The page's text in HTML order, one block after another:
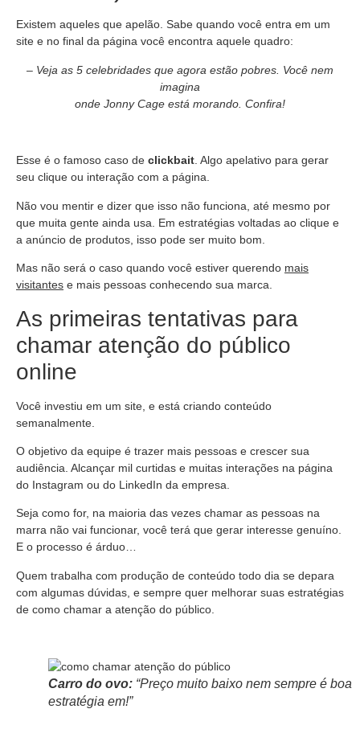
Existem aqueles que apelão. Sabe quando você entra em um
site e no final da página você encontra aquele quadro:
– Veja as 5 celebridades que agora estão pobres. Você nem
imagina
onde Jonny Cage está morando. Confira!
Esse é o famoso caso de clickbait. Algo apelativo para gerar
seu clique ou interação com a página.
Não vou mentir e dizer que isso não funciona, até mesmo por
que muita gente ainda usa. Em estratégias voltadas ao clique e
a anúncio de produtos, isso pode ser muito bom.
Mas não será o caso quando você estiver querendo mais
visitantes e mais pessoas conhecendo sua marca.
As primeiras tentativas para
chamar atenção do público
online
Você investiu em um site, e está criando conteúdo
semanalmente.
O objetivo da equipe é trazer mais pessoas e crescer sua
audiência. Alcançar mil curtidas e muitas interações na página
do Instagram ou do LinkedIn da empresa.
Seja como for, na maioria das vezes chamar as pessoas na
marra não vai funcionar, você terá que gerar interesse genuíno.
E o processo é árduo…
Quem trabalha com produção de conteúdo todo dia se depara
com algumas dúvidas, e sempre quer melhorar suas estratégias
de como chamar a atenção do público.
Carro do ovo: “Preço muito baixo nem sempre é boa
estratégia em!”